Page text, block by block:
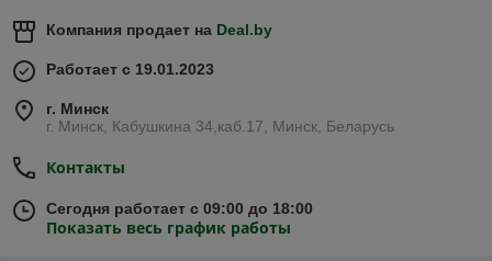
Компания продает на Deal.by
Работает с 19.01.2023
г. Минск
г. Минск, Кабушкина 34,каб.17, Минск, Беларусь
Контакты
Сегодня работает с 09:00 до 18:00
Показать весь график работы